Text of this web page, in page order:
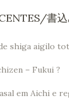
書
shiga aigilo
– Fukui ?
em Aichi e